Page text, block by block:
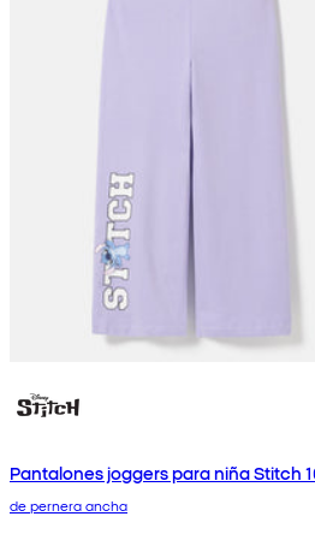
Pantalones joggers para niña Stitch
de pernera ancha